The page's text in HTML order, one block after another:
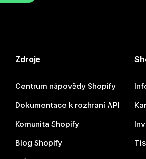
Zdroje
Centrum nápovědy Shopify
Dokumentace k rozhraní API
Komunita Shopify
Blog Shopify